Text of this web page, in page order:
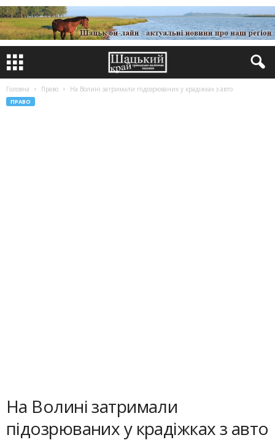
Головна Право На Волині затримали підозрюваних у крадіжках з авто
ПРАВО
На Волині затримали
підозрюваних у крадіжках з авто